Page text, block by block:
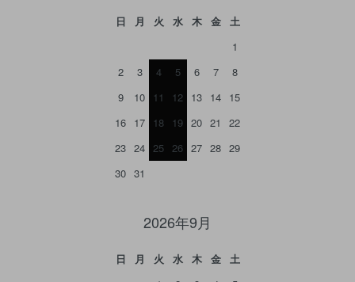
日 月 火 水 木 金
土
1
2
3 4 5 6 7
8
9
10 11 12 13 14 15
16 17 18 19 20 21
22
23 24 25 26 27 28 29
30 31
2026年9月
日 月 火 水 木 金
土